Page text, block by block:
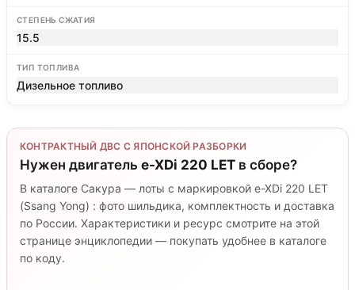
СТЕПЕНЬ СЖАТИЯ
15.5
ТИП ТОПЛИВА
Дизельное топливо
КОНТРАКТНЫЙ ДВС С ЯПОНСКОЙ РАЗБОРКИ
Нужен двигатель e-XDi 220 LET в сборе?
В каталоге Сакура — лоты с маркировкой e-XDi 220 LET
(Ssang Yong) : фото шильдика, комплектность и доставка
по России. Характеристики и ресурс смотрите на этой
странице энциклопедии — покупать удобнее в каталоге
по коду.